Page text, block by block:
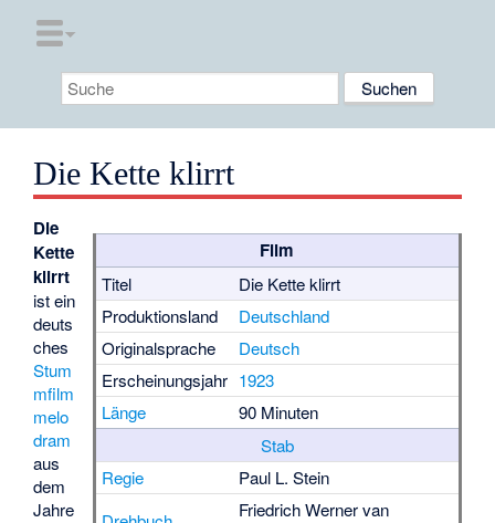
Die Kette klirrt
Film
Titel
Die Kette klirrt
Produktionsland
Deutschland
Originalsprache
Deutsch
Erscheinungsjahr 1923
Länge
90 Minuten
Stab
Regie
Paul L. Stein
Friedrich Werner van
Die
Kette
klirrt
ist ein
deuts
ches
Stum
mfilm
melo
dram
aus
dem
Jahre